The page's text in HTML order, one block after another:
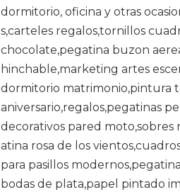
dormitorio, oficina y otras
s,carteles regalos,tornillos
chocolate,pegatina buzon
hinchable,marketing artes
dormitorio matrimonio,pintura
aniversario,regalos,pegatinas
decorativos pared moto,sobres
atina rosa de los
para pasillos
bodas de plata,papel pintado